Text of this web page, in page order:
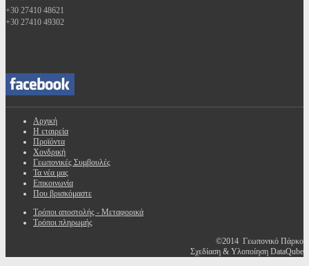
+30 27410 48621
+30 27410 49302
Αρχική
Η εταιρεία
Προϊόντα
Χονδρική
Γεωπονικές Συμβουλές
Τα νέα μας
Επικοινωνία
Που βρισκόμαστε
Τρόποι αποστολής - Μεταφορικά
Τρόποι πληρωμής
©2014 Γεωπονικό Πάρκο
Σχεδίαση & Υλοποίηση DataQube